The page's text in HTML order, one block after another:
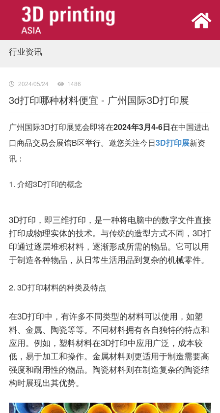
首页
展会概览
观众中心
参展中心
联系我们
行业资讯
2024/05/24 1486
3d打印哪种材料便宜 - 广州国际3D打印展
广州国际3D打印展览会即将在2024年3月4-6日在中国进出
口商品交易会展馆B区举行。邀您关注今日3D打印展新资
讯：
1. 介绍3D打印的概念
3D打印，即三维打印，是一种将电脑中的数字文件直接
打印成物理实体的技术。与传统的造型方式不同，3D打
印通过逐层堆积材料，逐渐形成所需的物品。它可以用
于制造各种物品，从日常生活用品到复杂的机械零件。
2. 3D打印材料的种类及特点
在3D打印中，有许多不同类型的材料可以使用，如塑
料、金属、陶瓷等等。不同材料拥有各自独特的特点和
应用。例如，塑料材料在3D打印中应用广泛，成本较
低，易于加工和操作。金属材料则更适用于制造需要高
强度和耐用性的物品。陶瓷材料则在制造复杂的陶瓷结
构时展现出其优势。